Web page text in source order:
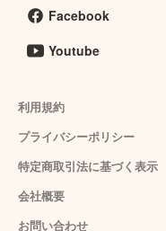
Facebook
Youtube
利用規約
プライバシーポリシー
特定商取引法に基づく表示
会社概要
お問い合わせ